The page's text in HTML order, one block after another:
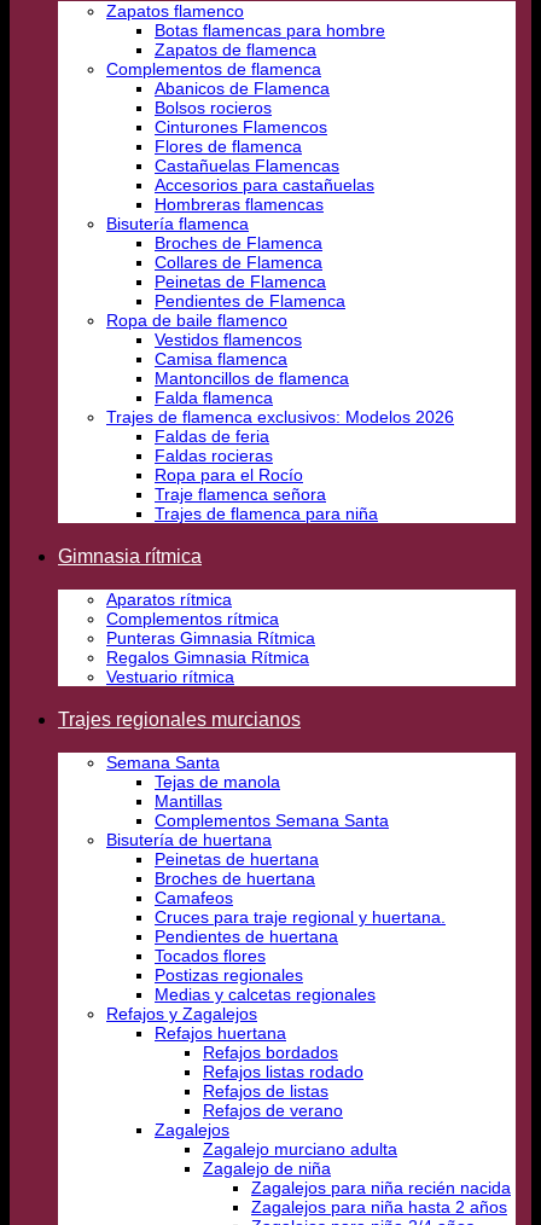
Zapatos flamenco
Botas flamencas para hombre
Zapatos de flamenca
Complementos de flamenca
Abanicos de Flamenca
Bolsos rocieros
Cinturones Flamencos
Flores de flamenca
Castañuelas Flamencas
Accesorios para castañuelas
Hombreras flamencas
Bisutería flamenca
Broches de Flamenca
Collares de Flamenca
Peinetas de Flamenca
Pendientes de Flamenca
Ropa de baile flamenco
Vestidos flamencos
Camisa flamenca
Mantoncillos de flamenca
Falda flamenca
Trajes de flamenca exclusivos: Modelos 2026
Faldas de feria
Faldas rocieras
Ropa para el Rocío
Traje flamenca señora
Trajes de flamenca para niña
Gimnasia rítmica
Aparatos rítmica
Complementos rítmica
Punteras Gimnasia Rítmica
Regalos Gimnasia Rítmica
Vestuario rítmica
Trajes regionales murcianos
Semana Santa
Tejas de manola
Mantillas
Complementos Semana Santa
Bisutería de huertana
Peinetas de huertana
Broches de huertana
Camafeos
Cruces para traje regional y huertana.
Pendientes de huertana
Tocados flores
Postizas regionales
Medias y calcetas regionales
Refajos y Zagalejos
Refajos huertana
Refajos bordados
Refajos listas rodado
Refajos de listas
Refajos de verano
Zagalejos
Zagalejo murciano adulta
Zagalejo de niña
Zagalejos para niña recién nacida
Zagalejos para niña hasta 2 años